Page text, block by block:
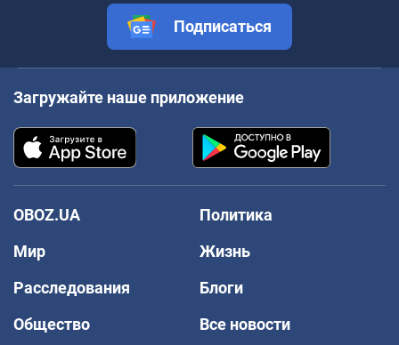
Подписаться
Загружайте наше приложение
OBOZ.UA
Политика
Мир
Жизнь
Расследования
Блоги
Общество
Все новости